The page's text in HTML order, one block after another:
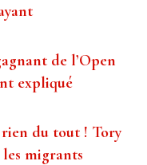
de l’Open
expliqué
du tout ! Tory
migrants